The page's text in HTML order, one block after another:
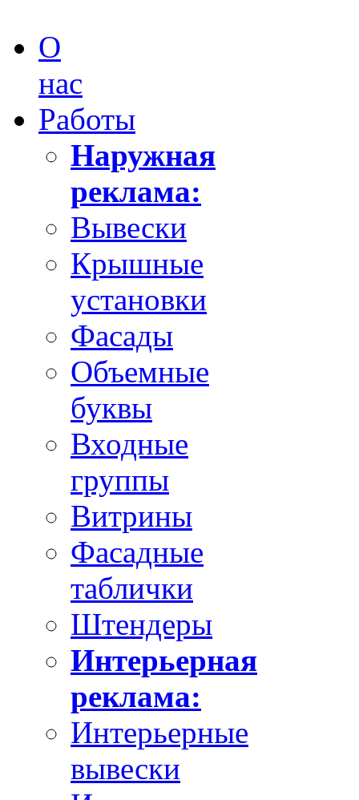
О
нас
Работы
Наружная
реклама:
Вывески
Крышные
установки
Фасады
Объемные
буквы
Входные
группы
Витрины
Фасадные
таблички
Штендеры
Интерьерная
реклама:
Интерьерные
вывески